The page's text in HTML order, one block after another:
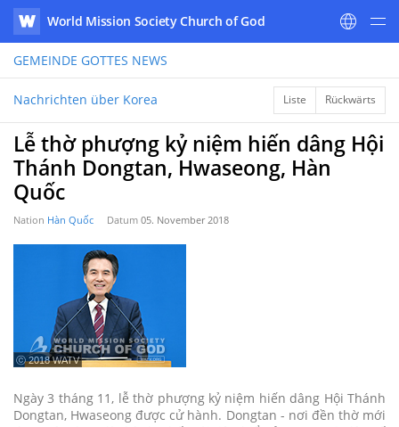
WATV
World Mission Society Church of God
GEMEINDE GOTTES NEWS
Nachrichten über Korea Liste Rückwärts
Lễ thờ phượng kỷ niệm hiến dâng Hội
Thánh Dongtan, Hwaseong, Hàn
Quốc
Nation Hàn Quốc Datum 05. November 2018
ⓒ 2018 WATV
Ngày 3 tháng 11, lễ thờ phượng kỷ niệm hiến dâng Hội Thánh
Dongtan, Hwaseong được cử hành. Dongtan - nơi đền thờ mới